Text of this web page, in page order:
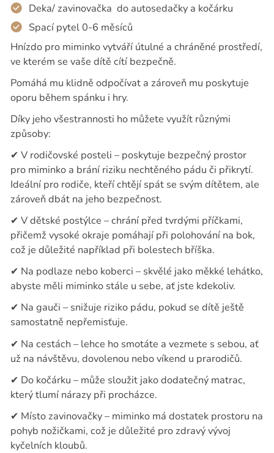
Deka/ zavinovačka do autosedačky a kočárku
Spací pytel 0-6 měsíců
Hnízdopro miminko vytváří útulné a chráněné prostředí,
ve kterém se vaše dítě cítí bezpečně.
Pomáhá mu klidně odpočívat a zároveň mu poskytuje
oporu během spánku i hry.
Díky jeho všestrannosti ho můžete využít různými
způsoby:
✔ V rodičovské posteli – poskytuje bezpečný prostor
pro miminko a brání riziku nechtěného pádu či přikrytí.
Ideální pro rodiče, kteří chtějí spát se svým dítětem, ale
zároveň dbát na jeho bezpečnost.
✔ V dětské postýlce – chrání před tvrdými příčkami,
přičemž vysoké okraje pomáhají při polohování na bok,
což je důležité například při bolestech bříška.
✔ Na podlaze nebo koberci – skvělé jako měkké lehátko,
abyste měli miminko stále u sebe, ať jste kdekoliv.
✔ Na gauči – snižuje riziko pádu, pokud se dítě ještě
samostatně nepřemisťuje.
✔ Na cestách – lehce ho smotáte a vezmete s sebou, ať
už na návštěvu, dovolenou nebo víkend u prarodičů.
✔ Do kočárku – může sloužit jako dodatečný matrac,
který tlumí nárazy při procházce.
✔ Místo zavinovačky – miminko má dostatek prostoru na
pohyb nožičkami, což je důležité pro zdravý vývoj
kyčelních kloubů.